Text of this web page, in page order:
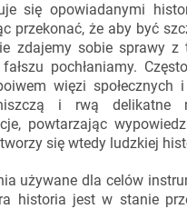
się opowiadanymi
przekonać, że aby być
zdajemy sobie sprawy
pochłaniamy.
więzi
i rwą delikatne
powtarzając
się wtedy ludzkiej
używane dla celów
historia jest w stanie